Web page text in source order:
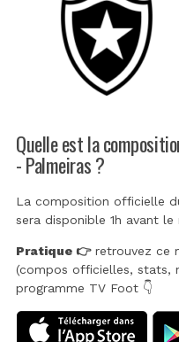
Quelle est la
- Palmeiras ?
La composition officielle
sera disponible 1h avant le
Pratique 👉retrouvez ce
(compos officielles, stats,
programme TV Foot 👇